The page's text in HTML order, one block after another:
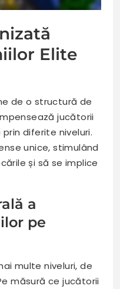
Elite
de o structură de
jucătorii
diferite niveluri.
unice, stimulând
și să se implice
a
pe
multe niveluri, de
măsură ce jucătorii